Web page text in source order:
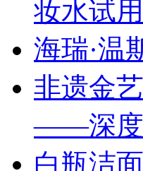
妆水试用
海瑞·温
非遗金
——深度
白瓶洁